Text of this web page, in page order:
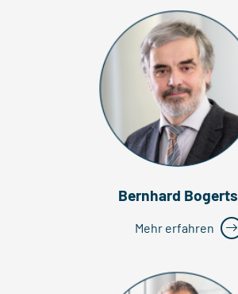
Bernhard Bogerts
Mehr erfahren